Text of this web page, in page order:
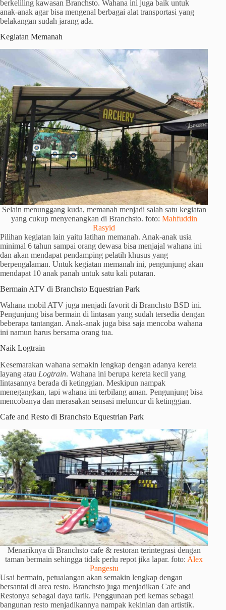
berkeliling kawasan Branchsto. Wahana ini juga baik untuk
anak-anak agar bisa mengenal berbagai alat transportasi yang
belakangan sudah jarang ada.
Kegiatan Memanah
Selain menunggang kuda, memanah menjadi salah satu kegiatan
yang cukup menyenangkan di Branchsto. foto: Mahfuddin
Rasyid
Pilihan kegiatan lain yaitu latihan memanah. Anak-anak usia
minimal 6 tahun sampai orang dewasa bisa menjajal wahana ini
dan akan mendapat pendamping pelatih khusus yang
berpengalaman. Untuk kegiatan memanah ini, pengunjung akan
mendapat 10 anak panah untuk satu kali putaran.
Bermain ATV di Branchsto Equestrian Park
Wahana mobil ATV juga menjadi favorit di Branchsto BSD ini.
Pengunjung bisa bermain di lintasan yang sudah tersedia dengan
beberapa tantangan. Anak-anak juga bisa saja mencoba wahana
ini namun harus bersama orang tua.
Naik Logtrain
Kesemarakan wahana semakin lengkap dengan adanya kereta
layang atau Logtrain. Wahana ini berupa kereta kecil yang
lintasannya berada di ketinggian. Meskipun nampak
menegangkan, tapi wahana ini terbilang aman. Pengunjung bisa
mencobanya dan merasakan sensasi meluncur di ketinggian.
Cafe and Resto di Branchsto Equestrian Park
Menariknya di Branchsto cafe & restoran terintegrasi dengan
taman bermain sehingga tidak perlu repot jika lapar. foto: Alex
Pangestu
Usai bermain, petualangan akan semakin lengkap dengan
bersantai di area resto. Branchsto juga menjadikan Cafe and
Restonya sebagai daya tarik. Penggunaan peti kemas sebagai
bangunan resto menjadikannya nampak kekinian dan artistik.